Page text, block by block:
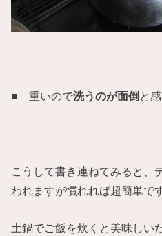
■ 重いので洗うのが面倒 と
こうして書き連ねてみると、
われますが慣れれば超簡単で
土鍋でご飯を炊くと美味しい